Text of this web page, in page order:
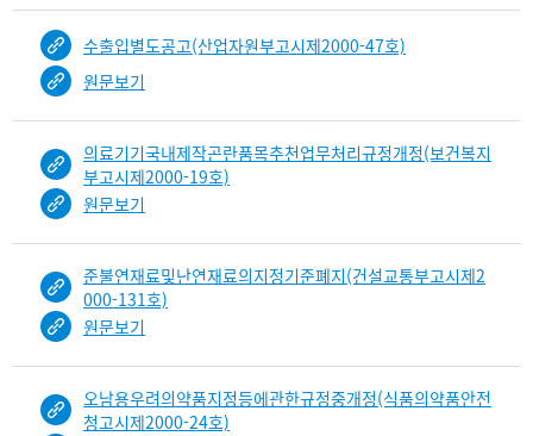
수출입별도공고(산업자원부고시제2000-47호)
원문보기
의료기기국내제작곤란품목추천업무처리규정개정(보건복지
부고시제2000-19호)
원문보기
준불연재료및난연재료의지정기준폐지(건설교통부고시제2
000-131호)
원문보기
오남용우려의약품지정등에관한규정중개정(식품의약품안전
청고시제2000-24호)